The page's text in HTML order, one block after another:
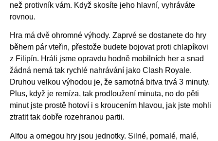
než protivník vám. Když skosíte jeho hlavní, vyhráváte
rovnou.
Hra má dvě ohromné výhody. Zaprvé se dostanete do hry
během pár vteřin, přestože budete bojovat proti chlapíkovi
z Filipín. Hráli jsme opravdu hodně mobilních her a snad
žádná nemá tak rychlé nahrávání jako Clash Royale.
Druhou velkou výhodou je, že samotná bitva trvá 3 minuty.
Plus, když je remíza, tak prodloužení minuta, no do pěti
minut jste prostě hotoví i s kroucením hlavou, jak jste mohli
ztratit tak dobře rozehranou partii.
Alfou a omegou hry jsou jednotky. Silné, pomalé, malé,